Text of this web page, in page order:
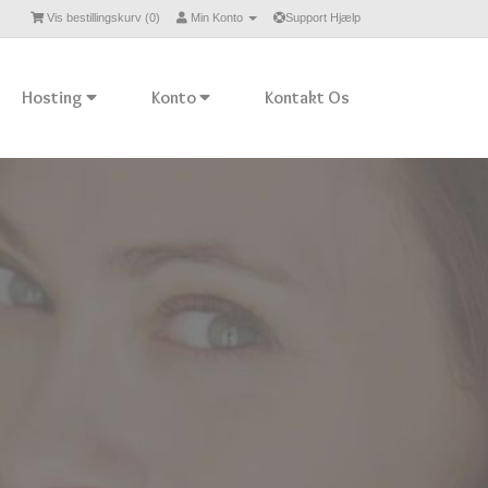
Support Hjælp
Min Konto
Vis bestillingskurv (0)
Hosting Konto Kontakt Os